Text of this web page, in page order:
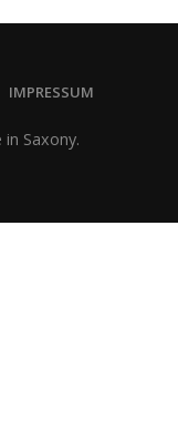
IMPRESSUM
Saxony.